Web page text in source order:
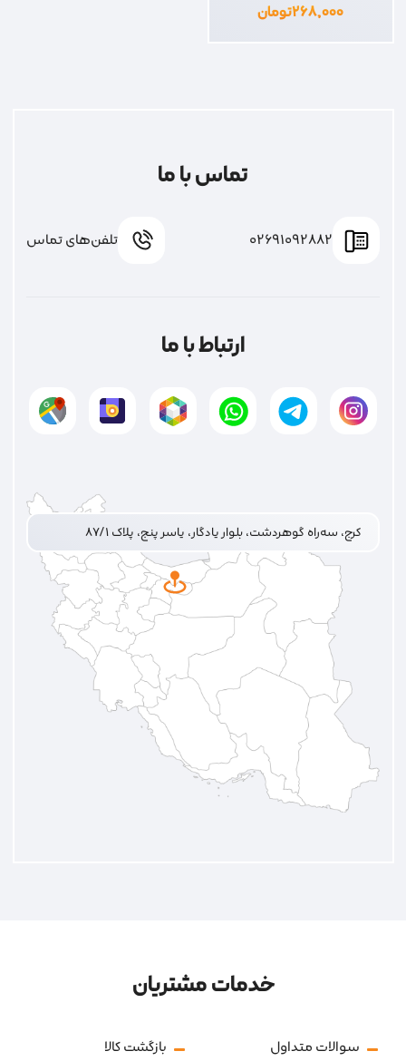
۲۶۸,۰۰۰تومان
تماس با ما
02691092882 تلفن‌های تماس
ارتباط با ما
کرج، سه‌راه گوهردشت، بلوار یادگار، یاسر پنج، پلاک ۸۷/۱
خدمات مشتریان
سوالات متداول بازگشت کالا